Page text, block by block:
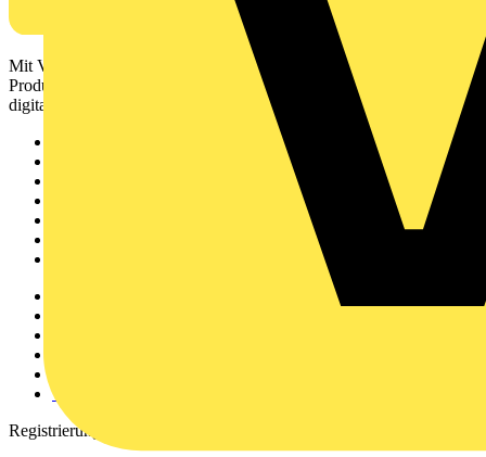
Mit Voltimum erhalten Elektrofachkräfte Zugang zu Branchennews,
Produktinformationen, Schulungen und Tools – alles auf einer
digitalen Plattform und Community.
voltimum.com
Registrierung